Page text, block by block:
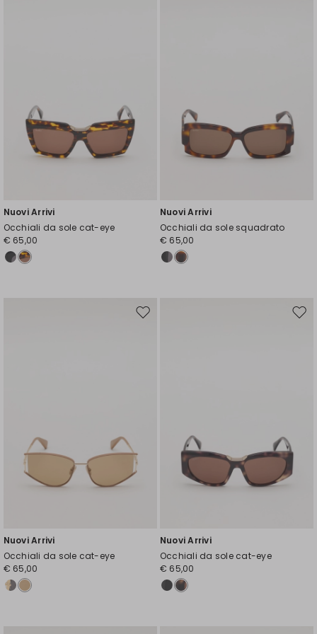
Nuovi Arrivi
Occhiali da sole cat-eye
€ 65,00
Nuovi Arrivi
Occhiali da sole squadrato
€ 65,00
Sposta
Nuovi Arrivi
Occhiali da sole cat-eye
€ 65,00
Nuovi Arrivi
Occhiali da sole cat-eye
€ 65,00